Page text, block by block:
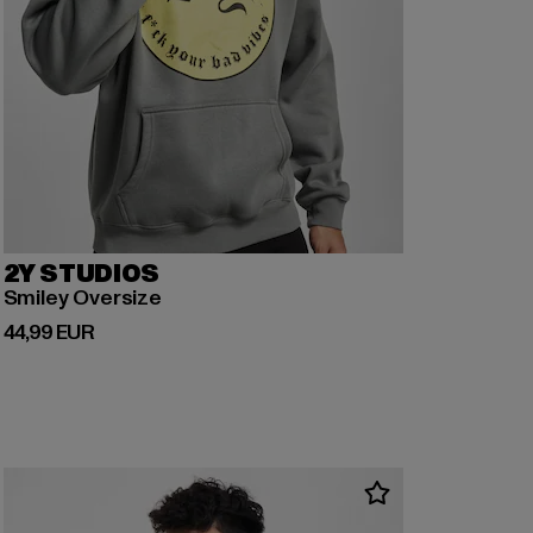
2Y STUDIOS
Smiley Oversize
44,99 EUR
Derzeitiger Preis: 44,99 EUR